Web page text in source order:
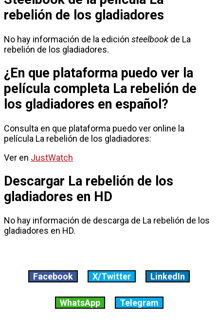
rebelión de los gladiadores
No hay información de la edición steelbook de La
rebelión de los gladiadores.
¿En que plataforma puedo ver la
película completa La rebelión de
los gladiadores en español?
Consulta en que plataforma puedo ver online la
película La rebelión de los gladiadores:
Ver en JustWatch
Descargar La rebelión de los
gladiadores en HD
No hay información de descarga de La rebelión de los
gladiadores en HD.
Facebook X/Twitter LinkedIn
WhatsApp Telegram